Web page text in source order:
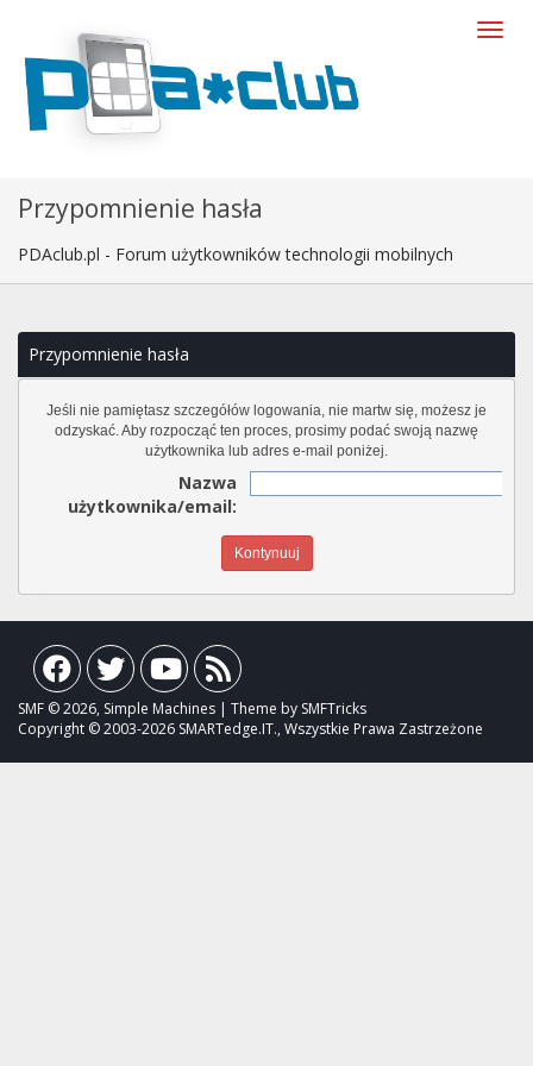
Przypomnienie hasła
PDAclub.pl - Forum użytkowników technologii mobilnych
Przypomnienie hasła
Jeśli nie pamiętasz szczegółów logowania, nie martw się, możesz je
odzyskać. Aby rozpocząć ten proces, prosimy podać swoją nazwę
użytkownika lub adres e-mail poniżej.
Nazwa
użytkownika/email:
SMF © 2026, Simple Machines | Theme by SMFTricks
Copyright © 2003-2026 SMARTedge.IT., Wszystkie Prawa Zastrzeżone